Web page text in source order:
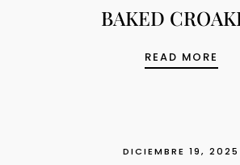
BAKED
READ MORE
DICIEMBRE 19, 2025